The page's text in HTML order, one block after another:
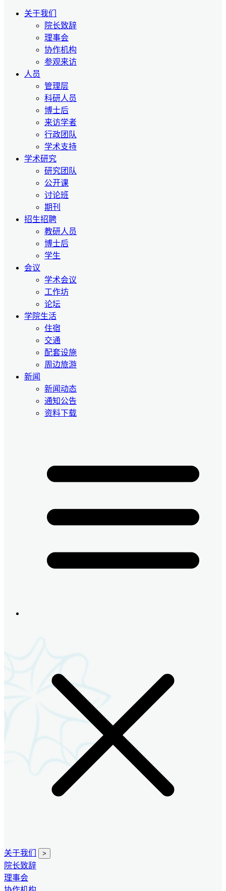
关于我们
院长致辞
理事会
协作机构
参观来访
人员
管理层
科研人员
博士后
来访学者
行政团队
学术支持
学术研究
研究团队
公开课
讨论班
期刊
招生招聘
教研人员
博士后
学生
会议
学术会议
工作坊
论坛
学院生活
住宿
交通
配套设施
周边旅游
新闻
新闻动态
通知公告
资料下载
关于我们 >
院长致辞
理事会